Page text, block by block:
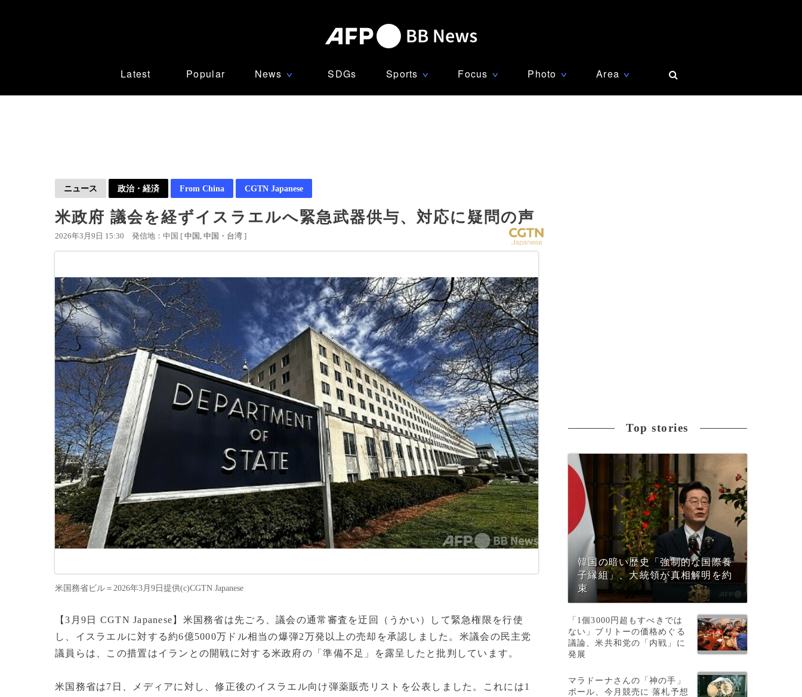
Latest Popular News ∨ SDGs Sports ∨ Focus ∨ Photo ∨ Area ∨
ニュース 政治・経済 From China CGTN Japanese
米政府 議会を経ずイスラエルへ緊急武器供与、対応に疑問の声
2026年3月9日 15:30 発信地：中国 [ 中国 中国・台湾 ]
米国務省ビル＝2026年3月9日提供(c)CGTN Japanese
【3月9日 CGTN Japanese】米国務省は先ごろ、議会の通常審査を迂回（うかい）して緊急権限を行使
し、イスラエルに対する約6億5000万ドル相当の爆弾2万発以上の売却を承認しました。米議会の民主党
議員らは、この措置はイランとの開戦に対する米政府の「準備不足」を露呈したと批判しています。
米国務省は7日、メディアに対し、修正後のイスラエル向け弾薬販売リストを公表しました。これには1
Top stories
韓国の暗い歴史「強制的な国際養
子縁組」、大統領が真相解明を約
束
「1個3000円超もすべきでは
ない」ブリトーの価格めぐる
議論、米共和党の「内戦」に
発展
マラドーナさんの「神の手」
ボール、今月競売に 落札予想